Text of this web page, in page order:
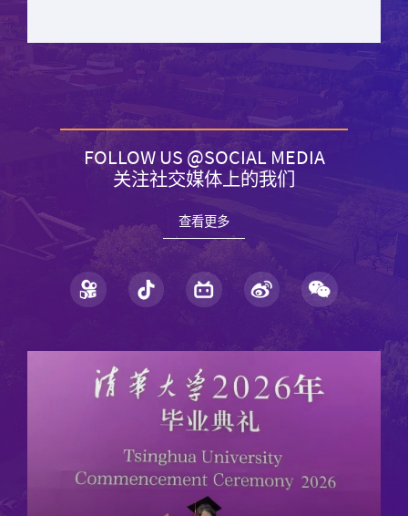
FOLLOW US @SOCIAL MEDIA
关注社交媒体上的我们
查看更多